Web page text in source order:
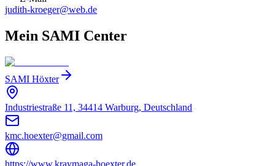
judith-kroeger@web.de
Mein SAMI Center
SAMI Höxter
Industriestraße 11, 34414 Warburg, Deutschland
kmc.hoexter@gmail.com